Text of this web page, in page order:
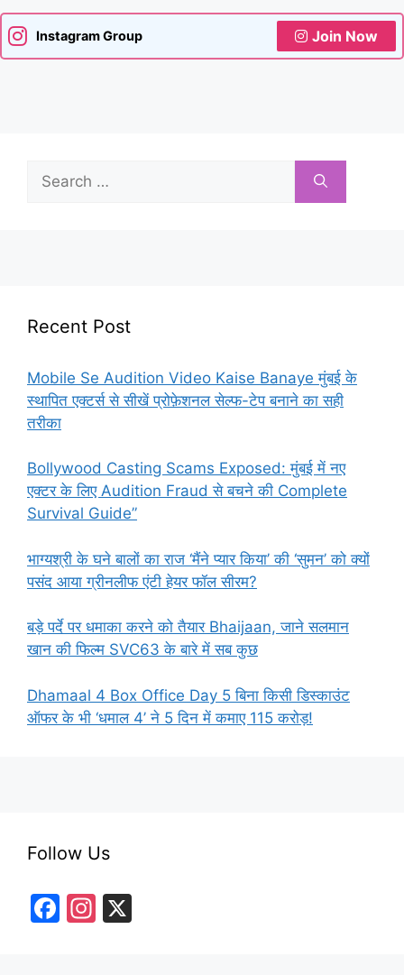
Instagram Group Join Now
for:
Recent Post
Mobile Se Audition Video Kaise Banaye मुंबई के
स्थापित एक्टर्स से सीखें प्रोफ़ेशनल सेल्फ-टेप बनाने का सही
तरीका
Bollywood Casting Scams Exposed: मुंबई में नए
एक्टर के लिए Audition Fraud से बचने की Complete
Survival Guide”
भाग्यश्री के घने बालों का राज ‘मैंने प्यार किया’ की ‘सुमन’ को क्यों
पसंद आया ग्रीनलीफ एंटी हेयर फॉल सीरम?
बड़े पर्दे पर धमाका करने को तैयार Bhaijaan, जाने सलमान
खान की फिल्म SVC63 के बारे में सब कुछ
Dhamaal 4 Box Office Day 5 बिना किसी डिस्काउंट
ऑफर के भी ‘धमाल 4’ ने 5 दिन में कमाए 115 करोड़!
Follow Us
F
In